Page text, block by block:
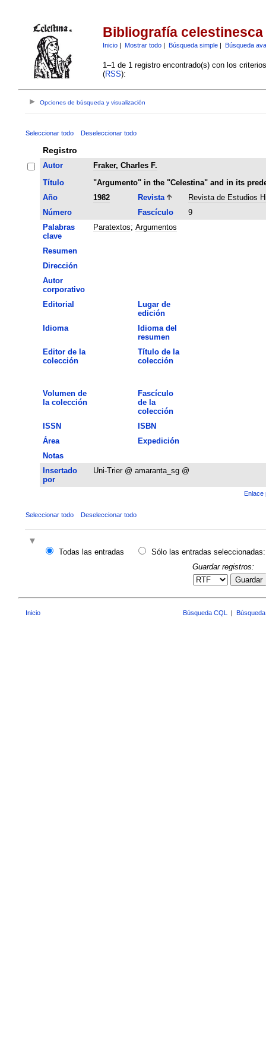
Bibliografía celestinesca
Inicio| Mostrar todo| Búsqueda simple| Búsqueda
1–1 de 1 registro encontrado(s) con los
(RSS):
Opciones de búsqueda y visualización
Seleccionar todo Deseleccionar todo
Registro
Autor
Fraker, Charles F.
Título
"Argumento" in the "Celestina" and in its
Año
1982 Revista
Revista de Estudios
Número
Fascículo
9
Palabras
clave
Paratextos; Argumentos
Resumen
Dirección
Autor
corporativo
Editorial
Lugar de
edición
Idioma
Idioma del
resumen
Editor de la
colección
Título de la
colección
Volumen de
la colección
Fascículo
de la
colección
ISSN
ISBN
Área
Expedición
Notas
Insertado
por
Uni-Trier @ amaranta_sg @
Enlace
Seleccionar todo Deseleccionar todo
Todas las entradas
Sólo las entradas seleccionadas:
Guardar registros:
Guardar
Inicio Búsqueda CQL